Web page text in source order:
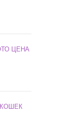
ЦЕНА